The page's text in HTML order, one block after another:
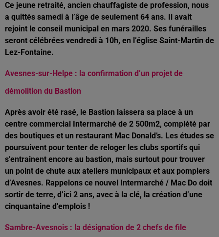
Ce jeune retraité, ancien chauffagiste de profession, nous
a quittés samedi à l’âge de seulement 64 ans. Il avait
rejoint le conseil municipal en mars 2020. Ses funérailles
seront célébrées vendredi à 10h, en l’église Saint-Martin de
Lez-Fontaine.
Avesnes-sur-Helpe : la confirmation d’un projet de
démolition du Bastion
Après avoir été rasé, le Bastion laissera sa place à un
centre commercial Intermarché de 2 500m2, complété par
des boutiques et un restaurant Mac Donald’s. Les études se
poursuivent pour tenter de reloger les clubs sportifs qui
s’entrainent encore au bastion, mais surtout pour trouver
un point de chute aux ateliers municipaux et aux pompiers
d’Avesnes. Rappelons ce nouvel Intermarché / Mac Do doit
sortir de terre, d’ici 2 ans, avec à la clé, la création d’une
cinquantaine d’emplois !
Sambre-Avesnois : la désignation de 2 chefs de file